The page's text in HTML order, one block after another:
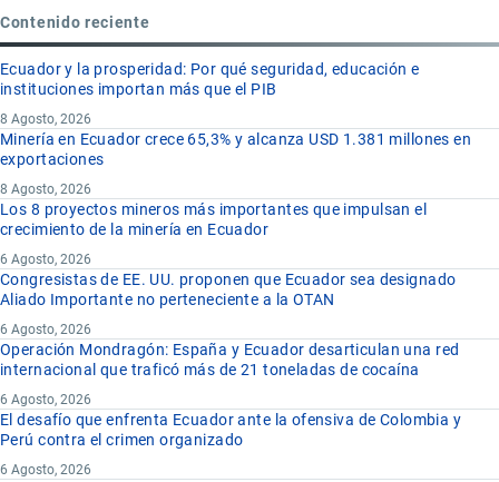
Contenido reciente
Ecuador y la prosperidad: Por qué seguridad, educación e
instituciones importan más que el PIB
8 Agosto, 2026
Minería en Ecuador crece 65,3% y alcanza USD 1.381 millones en
exportaciones
8 Agosto, 2026
Los 8 proyectos mineros más importantes que impulsan el
crecimiento de la minería en Ecuador
6 Agosto, 2026
Congresistas de EE. UU. proponen que Ecuador sea designado
Aliado Importante no perteneciente a la OTAN
6 Agosto, 2026
Operación Mondragón: España y Ecuador desarticulan una red
internacional que traficó más de 21 toneladas de cocaína
6 Agosto, 2026
El desafío que enfrenta Ecuador ante la ofensiva de Colombia y
Perú contra el crimen organizado
6 Agosto, 2026